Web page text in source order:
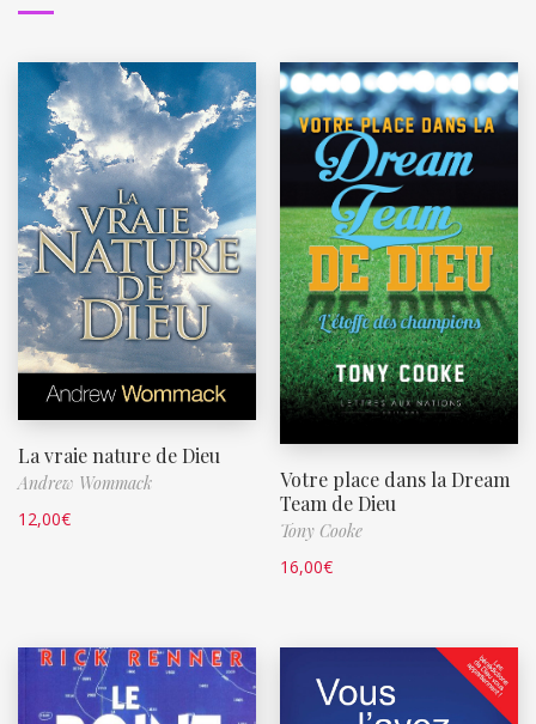
La vraie nature de Dieu
Andrew Wommack
12,00€
Votre place dans la Dream
Team de Dieu
Tony Cooke
16,00€